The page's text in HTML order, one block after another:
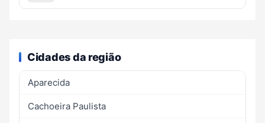
Cidades da região
Aparecida
Cachoeira Paulista